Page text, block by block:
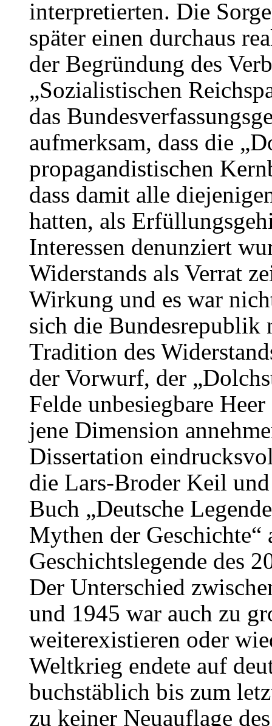
interpretierten. Die
später einen durchaus
der Begründung des
„Sozialistischen
das
aufmerksam, dass die
propagandistischen
dass damit alle
hatten, als
Interessen denunziert
Widerstands als Verrat
Wirkung und es war
sich die
Tradition des
der Vorwurf, der
Felde unbesiegbare
jene Dimension
Dissertation
die Lars-Broder Keil
Buch „Deutsche
Mythen der
Geschichtslegende des
Der Unterschied
und 1945 war auch zu
weiterexistieren oder
Weltkrieg endete auf
buchstäblich bis zum
zu keiner Neuauflage